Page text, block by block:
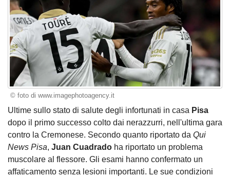
© foto di www.imagephotoagency.it
Ultime sullo stato di salute degli infortunati in casa Pisa
dopo il primo successo colto dai nerazzurri, nell'ultima gara
contro la Cremonese. Secondo quanto riportato da Qui
News Pisa, Juan Cuadrado ha riportato un problema
muscolare al flessore. Gli esami hanno confermato un
affaticamento senza lesioni importanti. Le sue condizioni